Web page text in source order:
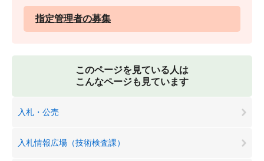
指定管理者の募集
このページを見ている人は
こんなページも見ています
入札・公売
入札情報広場（技術検査課）